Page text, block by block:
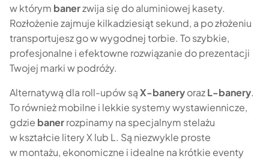
w którym banerzwija się do aluminiowej kasety.
Rozłożenie zajmuje kilkadziesiąt sekund, a po złożeniu
transportujesz go w wygodnej torbie. To szybkie,
profesjonalne i efektowne rozwiązanie do prezentacji
Twojej marki w podróży.
Alternatywą dla roll-upów sąX-baneryorazL-banery.
To również mobilne i lekkie systemy wystawiennicze,
gdzie banerrozpinamy na specjalnym stelażu
w kształcie litery X lub L. Są niezwykle proste
w montażu, ekonomiczne i idealne na krótkie eventy